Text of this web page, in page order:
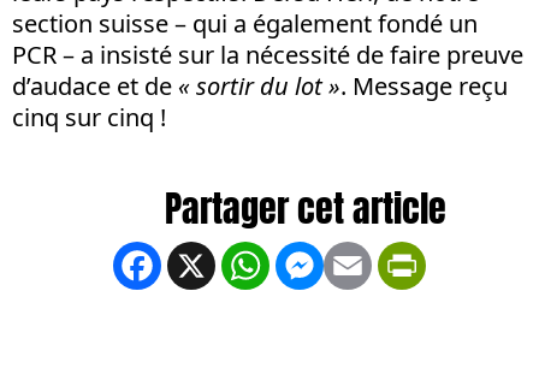
section suisse – qui a également fondé un
PCR – a insisté sur la nécessité de faire preuve
d’audace et de « sortir du lot ». Message reçu
cinq sur cinq !
Facebook
X WhatsApp
Messenger
Email